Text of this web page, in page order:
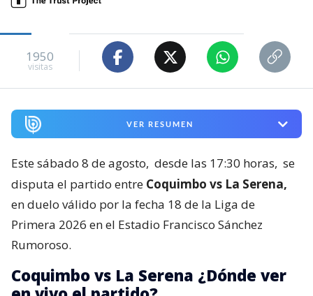
1950
visitas
VER RESUMEN
Este sábado 8 de agosto, desde las 17:30 horas, se
disputa el partido entre Coquimbo vs La Serena,
en duelo válido por la fecha 18 de la Liga de
Primera 2026 en el Estadio Francisco Sánchez
Rumoroso.
Coquimbo vs La Serena ¿Dónde ver